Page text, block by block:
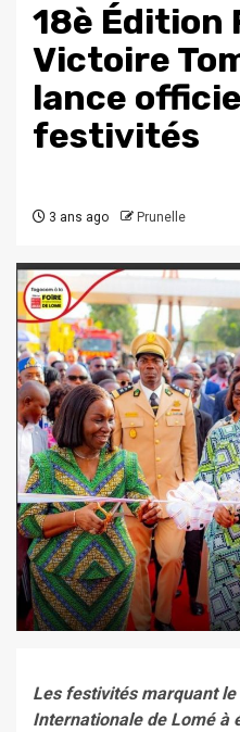
18è Édition
Victoire
lance
festivités
3 ans ago Prunelle
Les festivités marquant
Internationale de Lomé à